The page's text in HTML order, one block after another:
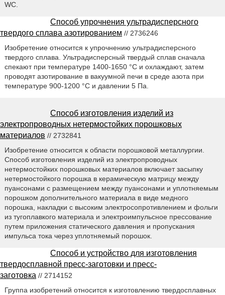
WC.
Способ упрочнения ультрадисперсного
твердого сплава азотированием // 2736246
Изобретение относится к упрочнению ультрадисперсного
твердого сплава. Ультрадисперсный твердый сплав сначала
спекают при температуре 1400-1650 °С и охлаждают, затем
проводят азотирование в вакуумной печи в среде азота при
температуре 900-1200 °С и давлении 5 Па.
Способ изготовления изделий из
электропроводных нетермостойких порошковых
материалов // 2732841
Изобретение относится к области порошковой металлургии.
Способ изготовления изделий из электропроводных
нетермостойких порошковых материалов включает засыпку
нетермостойкого порошка в керамическую матрицу между
пуансонами с размещением между пуансонами и уплотняемым
порошком дополнительного материала в виде медного
порошка, накладки с высоким электросопротивлением и фольги
из тугоплавкого материала и электроимпульсное прессование
путем приложения статического давления и пропускания
импульса тока через уплотняемый порошок.
Способ и устройство для изготовления
твердосплавной пресс-заготовки и пресс-
заготовка // 2714152
Группа изобретений относится к изготовлению твердосплавных